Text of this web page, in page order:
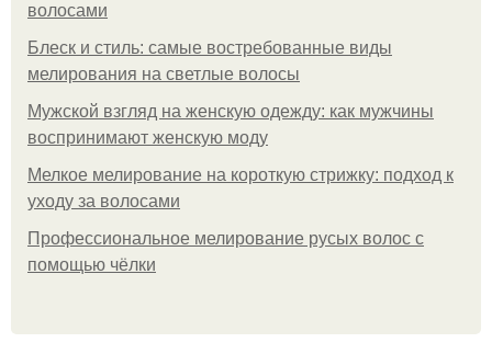
волосами
Блеск и стиль: самые востребованные виды
мелирования на светлые волосы
Мужской взгляд на женскую одежду: как мужчины
воспринимают женскую моду
Мелкое мелирование на короткую стрижку: подход к
уходу за волосами
Профессиональное мелирование русых волос с
помощью чёлки